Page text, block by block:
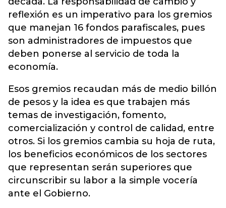
reflexión es un imperativo para los gremios
que manejan 16 fondos parafiscales, pues
son administradores de impuestos que
deben ponerse al servicio de toda la
economía.
Esos gremios recaudan más de medio billón
de pesos y la idea es que trabajen más
temas de investigación, fomento,
comercialización y control de calidad, entre
otros. Si los gremios cambia su hoja de ruta,
los beneficios económicos de los sectores
que representan serán superiores que
circunscribir su labor a la simple vocería
ante el Gobierno.